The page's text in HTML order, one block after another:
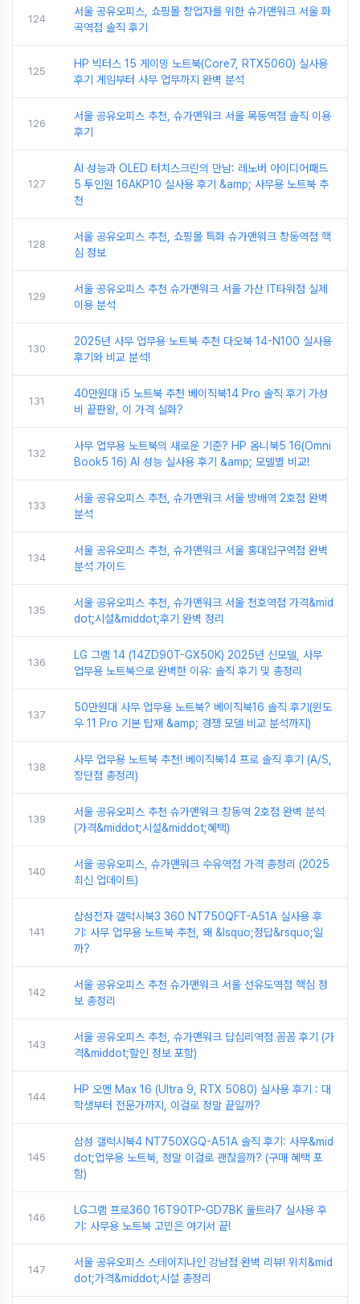
124
서울 공유오피스, 쇼핑몰 창업자를 위한 슈가맨워크 서울 화
곡역점 솔직 후기
125
HP 빅터스 15 게이밍 노트북(Core7, RTX5060) 실사용
후기 게임부터 사무 업무까지 완벽 분석
126
서울 공유오피스 추천, 슈가맨워크 서울 목동역점 솔직 이용
후기
127
AI 성능과 OLED 터치스크린의 만남: 레노버 아이디어패드
5 투인원 16AKP10 실사용 후기 &amp; 사무용 노트북 추
천
128
서울 공유오피스 추천, 쇼핑몰 특화 슈가맨워크 창동역점 핵
심 정보
129
서울 공유오피스 추천 슈가맨워크 서울 가산 IT타워점 실제
이용 분석
130
2025년 사무 업무용 노트북 추천 다오북 14-N100 실사용
후기와 비교 분석!
131
40만원대 i5 노트북 추천 베이직북14 Pro 솔직 후기 가성
비 끝판왕, 이 가격 실화?
132
사무 업무용 노트북의 새로운 기준? HP 옴니북5 16(Omni
Book5 16) AI 성능 실사용 후기 &amp; 모델별 비교!
133
서울 공유오피스 추천, 슈가맨워크 서울 방배역 2호점 완벽
분석
134
서울 공유오피스 추천, 슈가맨워크 서울 홍대입구역점 완벽
분석 가이드
135
서울 공유오피스 추천, 슈가맨워크 서울 천호역점 가격&mid
dot;시설&middot;후기 완벽 정리
136
LG 그램 14 (14ZD90T-GX50K) 2025년 신모델, 사무
업무용 노트북으로 완벽한 이유: 솔직 후기 및 총정리
137
50만원대 사무 업무용 노트북? 베이직북16 솔직 후기(윈도
우 11 Pro 기본 탑재 &amp; 경쟁 모델 비교 분석까지)
138
사무 업무용 노트북 추천! 베이직북14 프로 솔직 후기 (A/S,
장단점 총정리)
139
서울 공유오피스 추천 슈가맨워크 창동역 2호점 완벽 분석
(가격&middot;시설&middot;혜택)
140
서울 공유오피스, 슈가맨워크 수유역점 가격 총정리 (2025
최신 업데이트)
141
삼성전자 갤럭시북3 360 NT750QFT-A51A 실사용 후
기: 사무 업무용 노트북 추천, 왜 &lsquo;정답&rsquo;일
까?
142
서울 공유오피스 추천 슈가맨워크 서울 선유도역점 핵심 정
보 총정리
143
서울 공유오피스 추천, 슈가맨워크 답십리역점 꼼꼼 후기 (가
격&middot;할인 정보 포함)
144
HP 오멘 Max 16 (Ultra 9, RTX 5080) 실사용 후기 : 대
학생부터 전문가까지, 이걸로 정말 끝일까?
145
삼성 갤럭시북4 NT750XGQ-A51A 솔직 후기: 사무&mid
dot;업무용 노트북, 정말 이걸로 괜찮을까? (구매 혜택 포
함)
146
LG그램 프로360 16T90TP-GD7BK 울트라7 실사용 후
기: 사무용 노트북 고민은 여기서 끝!
147
서울 공유오피스 스테이지나인 강남점 완벽 리뷰! 위치&mid
dot;가격&middot;시설 총정리